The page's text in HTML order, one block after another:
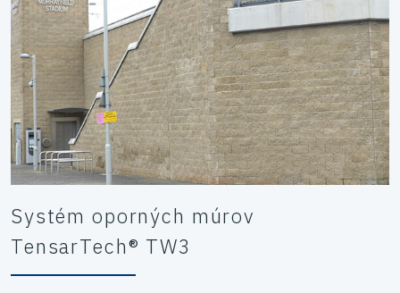
Systém oporných múrov
TensarTech® TW3